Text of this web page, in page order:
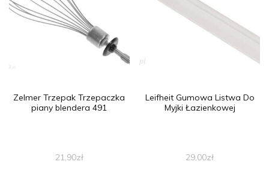
Zelmer Trzepak Trzepaczka
piany blendera 491
21,90zł
Leifheit Gumowa Listwa Do
Myjki Łazienkowej
29,00zł